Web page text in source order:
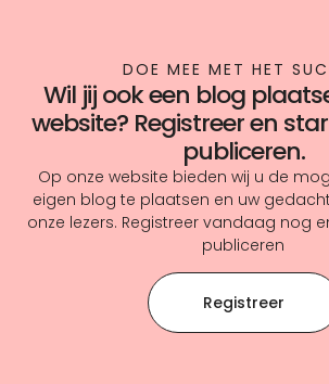
DOE MEE MET HET
Wil jij ook een blog
website? Registreer en
publiceren.
Op onze website bieden wij u de
eigen blog te plaatsen en uw
onze lezers. Registreer vandaag nog
publiceren
Registreer